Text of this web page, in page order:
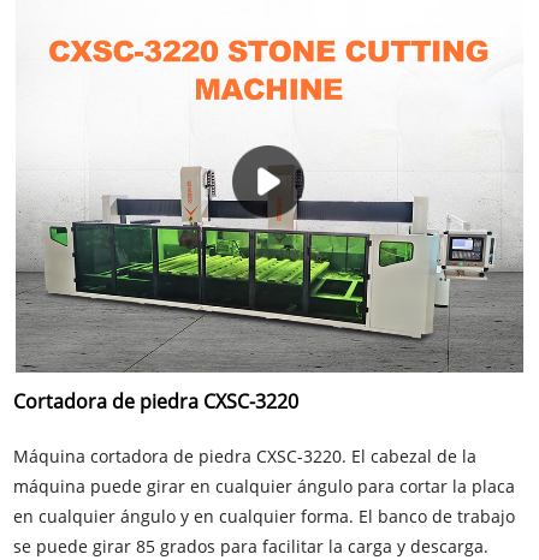
Cortadora de piedra CXSC-3220
Máquina cortadora de piedra CXSC-3220. El cabezal de la
máquina puede girar en cualquier ángulo para cortar la placa
en cualquier ángulo y en cualquier forma. El banco de trabajo
se puede girar 85 grados para facilitar la carga y descarga.